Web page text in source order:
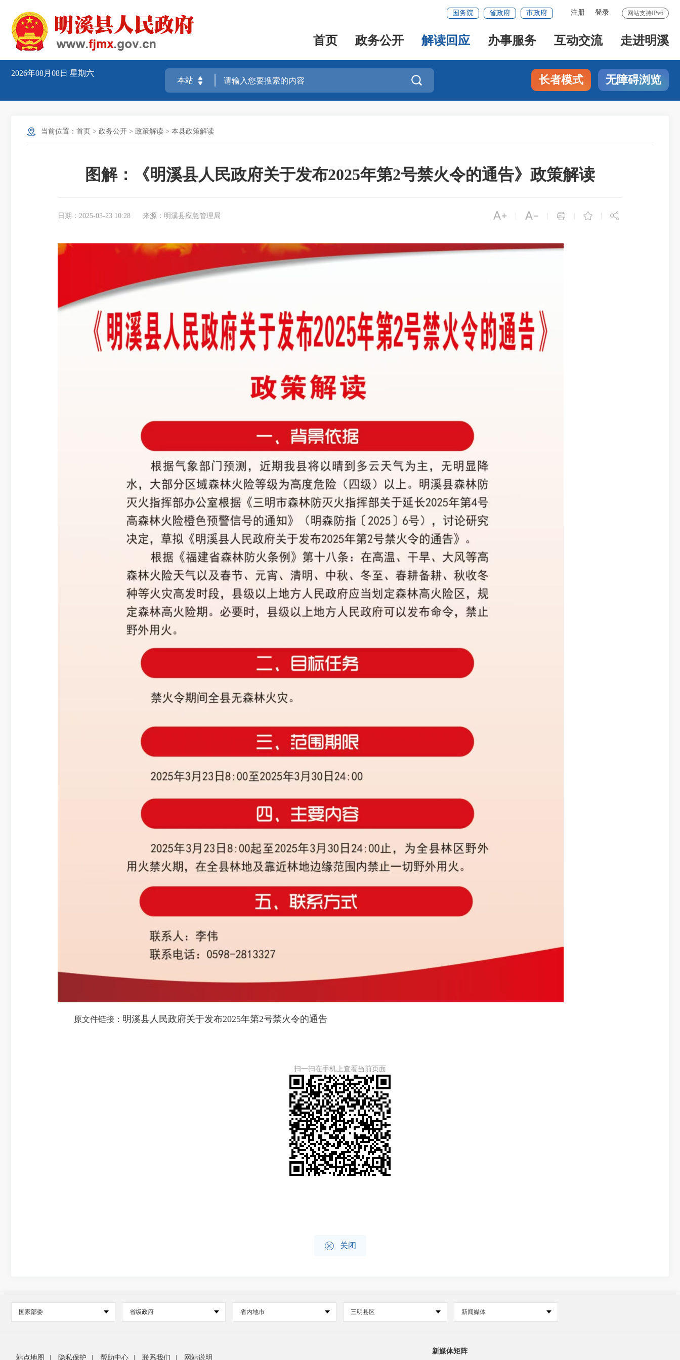
网站支持IPv6
注册 登录
国务院 省政府 市政府
首页 政务公开 解读回应 办事服务 互动交流 走进明溪
2026年08月08日 星期六
 长者模式 无障碍浏览
当前位置： 首页 > 政务公开 > 政策解读 > 本县政策解读
图解：《明溪县人民政府关于发布2025年第2号禁火令的通告》政策解读
日期：2025-03-23 10:28 来源：明溪县应急管理局     
原文件链接： 明溪县人民政府关于发布2025年第2号禁火令的通告
扫一扫在手机上查看当前页面
 关闭
国家部委 省级政府 省内地市 三明县区 新闻媒体
站点地图 隐私保护 帮助中心 联系我们 网站说明
新媒体矩阵